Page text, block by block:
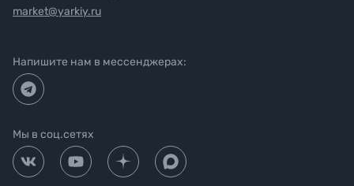
market@yarkiy.ru
Напишите нам в мессенджерах:
Мы в соц.сетях